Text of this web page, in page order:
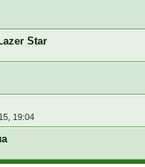
Star
19:04